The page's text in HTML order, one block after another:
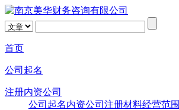
首页
公司起名
注册内资公司
公司起名内资公司注册材料经营范围